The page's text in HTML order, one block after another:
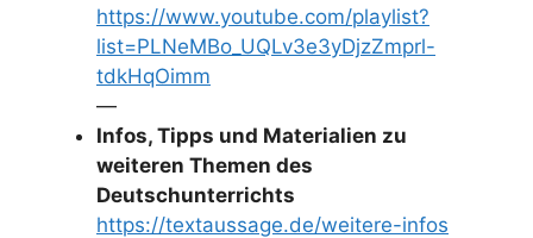
https://www.youtube.com/playlist?
list=PLNeMBo_UQLv3e3yDjzZmprl-
tdkHqOimm
—
Infos, Tipps und Materialien zu
weiteren Themen des
Deutschunterrichts
https://textaussage.de/weitere-infos